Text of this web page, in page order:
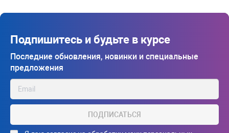
Подпишитесь и будьте в курсе
Последние обновления, новинки и специальные
предложения
ПОДПИСАТЬСЯ